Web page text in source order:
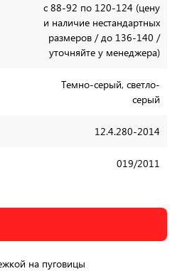
с 88-92 по 120-124 (цену
и наличие нестандартных
размеров / до 136-140 /
уточняйте у менеджера)
Темно-серый, светло-
серый
12.4.280-2014
019/2011
на пуговицы